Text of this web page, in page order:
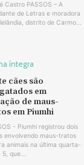
Castro PASSOS – A
de Letras e moradora
distrito de Carmo...
íntegra
cães são
em
de maus-
em Piumhi
- Piumhi registrou dois
envolvendo maus-tratos
animais na última quarta-
5, que...